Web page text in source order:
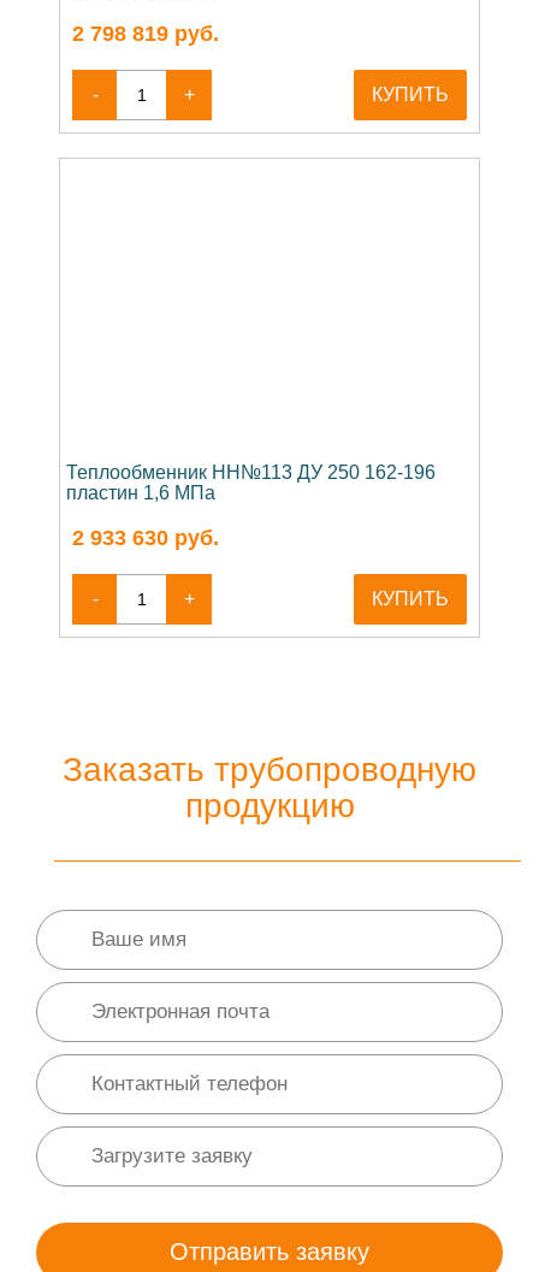
2 798 819 руб.
- + КУПИТЬ
Теплообменник НН№113 ДУ 250 162-196
пластин 1,6 МПа
2 933 630 руб.
- + КУПИТЬ
Заказать трубопроводную
продукцию